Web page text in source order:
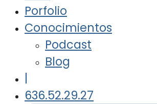
Porfolio
Conocimientos
Podcast
Blog
|
636.52.29.27